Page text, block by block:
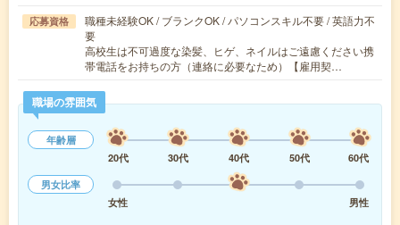
応募資格
職種未経験OK / ブランクOK / パソコンスキル不要 / 英語力不
要
高校生は不可過度な染髪、ヒゲ、ネイルはご遠慮ください携
帯電話をお持ちの方（連絡に必要なため）【雇用契…
職場の雰囲気
年齢層
20代
30代 40代 50代
60代
男女比率
女性
男性